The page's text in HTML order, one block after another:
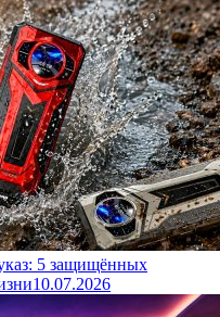
5 защищённых
10.07.2026